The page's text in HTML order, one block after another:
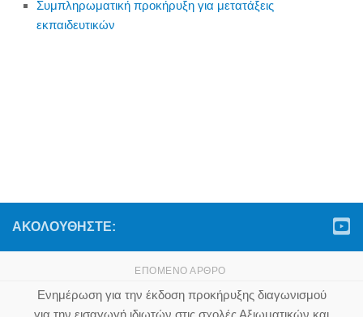
Συμπληρωματική προκήρυξη για μετατάξεις
εκπαιδευτικών
ΑΚΟΛΟΥΘΉΣΤΕ:
ΕΠΌΜΕΝΟ ΆΡΘΡΟ
Ενημέρωση για την έκδοση προκήρυξης διαγωνισμού
για την εισαγωγή ιδιωτών στις σχολές Αξιωματικών και